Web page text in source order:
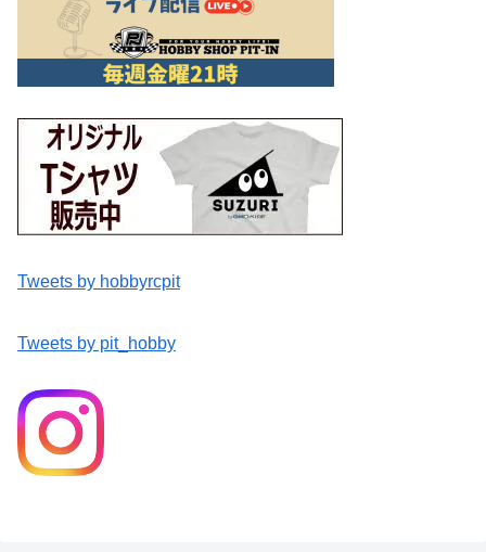
Tweets by hobbyrcpit
Tweets by pit_hobby